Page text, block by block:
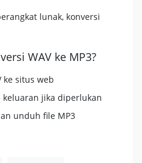
lunak, konversi
WAV ke MP3?
ke situs web
keluaran jika diperlukan
unduh file MP3